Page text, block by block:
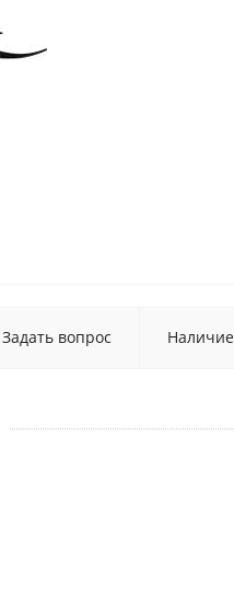
Задать вопрос Наличие